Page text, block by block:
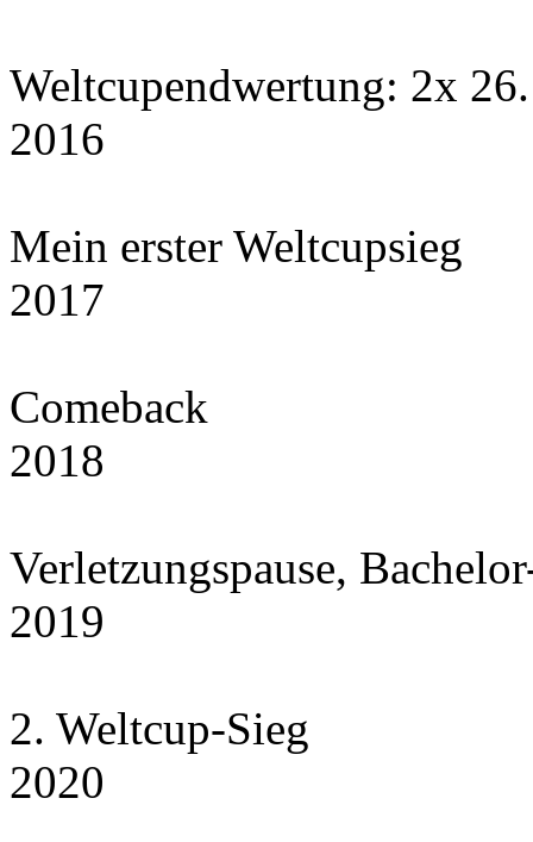
Weltcupendwertung: 2x
2016
Mein erster Weltcupsieg
2017
Comeback
2018
Verletzungspause,
2019
2. Weltcup-Sieg
2020